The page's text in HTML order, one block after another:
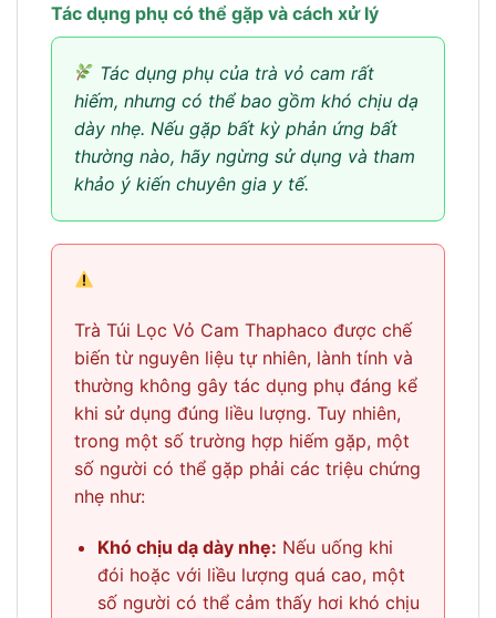
Tác dụng phụ có thể gặp và cách xử lý
Tác dụng phụ của trà vỏ cam rất
hiếm, nhưng có thể bao gồm khó chịu dạ
dày nhẹ. Nếu gặp bất kỳ phản ứng bất
thường nào, hãy ngừng sử dụng và tham
khảo ý kiến chuyên gia y tế.
Trà Túi Lọc Vỏ Cam Thaphaco được chế
biến từ nguyên liệu tự nhiên, lành tính và
thường không gây tác dụng phụ đáng kể
khi sử dụng đúng liều lượng. Tuy nhiên,
trong một số trường hợp hiếm gặp, một
số người có thể gặp phải các triệu chứng
nhẹ như:
Khó chịu dạ dày nhẹ: Nếu uống khi
đói hoặc với liều lượng quá cao, một
số người có thể cảm thấy hơi khó chịu